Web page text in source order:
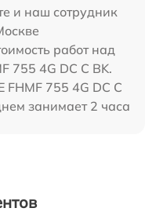
и наш сотрудник
работ над
755 4G DC C BK.
FHMF 755 4G DC C
занимает 2 часа